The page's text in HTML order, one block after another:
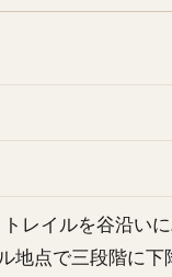
レイルを谷沿い
地点で三段階に下